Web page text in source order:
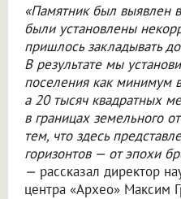
«Памятник был выявлен
были установлены
пришлось закладывать
В результате мы
поселения как минимум
а 20 тысяч квадратных
в границах земельного
тем, что здесь
горизонтов — от эпохи
— рассказал директор
центра «Архео» Максим